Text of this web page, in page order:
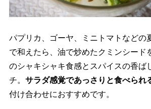
パプリカ、ゴーヤ、ミニトマトなどの
で和えたら、油で炒めたクミンシード
のシャキシャキ食感とスパイスの香ば
チ。 サラダ感覚であっさりと食べられ
付け合わせにおすすめです。